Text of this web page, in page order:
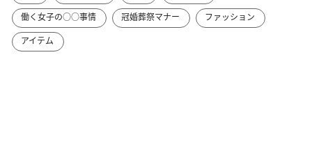
働く女子の○○事情
冠婚葬祭マナー
ファッション
アイテム